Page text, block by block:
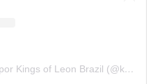
Uma publicação compartilhada por Kings of Leon Brazil (@kolbrazil)